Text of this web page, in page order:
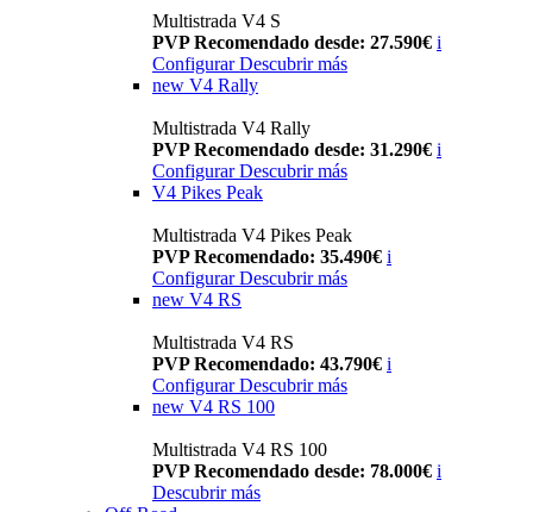
Multistrada V4 S
PVP Recomendado desde: 27.590€ i
Configurar Descubrir más
new V4 Rally
Multistrada V4 Rally
PVP Recomendado desde: 31.290€ i
Configurar Descubrir más
V4 Pikes Peak
Multistrada V4 Pikes Peak
PVP Recomendado: 35.490€ i
Configurar Descubrir más
new V4 RS
Multistrada V4 RS
PVP Recomendado: 43.790€ i
ConfigurarDescubrir más
new V4 RS 100
Multistrada V4 RS 100
PVP Recomendado desde: 78.000€ i
Descubrir más